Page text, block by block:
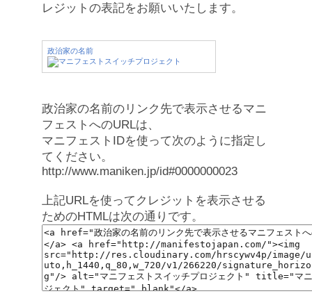
レジットの表記をお願いいたします。
政治家の名前
政治家の名前のリンク先で表示させるマニ
フェストへのURLは、
マニフェストIDを使って次のように指定し
てください。
http://www.maniken.jp/id#0000000023
上記URLを使ってクレジットを表示させる
ためのHTMLは次の通りです。